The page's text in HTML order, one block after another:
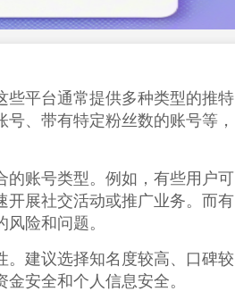
些平台通常提供多种类型的推特
、带有特定粉丝数的账号等，
的账号类型。例如，有些用户可
开展社交活动或推广业务。而有
险和问题‌。
建议选择知名度较高、口碑较
安全和个人信息安全‌。